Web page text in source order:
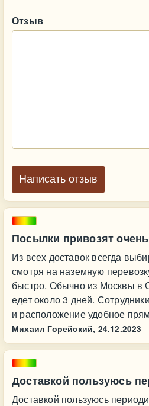
Посылки привозят
Из всех доставок всегда
смотря на наземную
быстро. Обычно из Москвы в
едет около 3 дней.
и расположение удобное
Михаил Горейский, 24.12.2023
Доставкой пользуюсь
Доставкой пользуюсь
Отзыв
Написать отзыв